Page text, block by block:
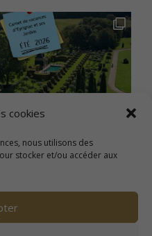
cookies
nous utilisons des
stocker et/ou accéder aux